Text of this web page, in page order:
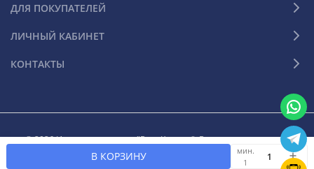
В КОРЗИНУ
мин.
1
ДЛЯ ПОКУПАТЕЛЕЙ
ЛИЧНЫЙ КАБИНЕТ
КОНТАКТЫ
© 2026 Интернет-магазин "Ваш Климат". Все права защищены